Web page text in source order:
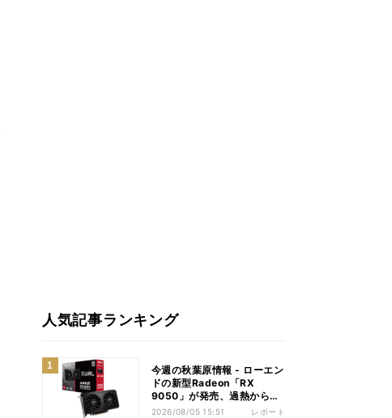
人気記事ランキング
今週の秋葉原情報 - ローエン
ドの新型Radeon「RX
9050」が発売、過熱から守
れる電源ケーブルも
2026/08/05 15:51 レポート